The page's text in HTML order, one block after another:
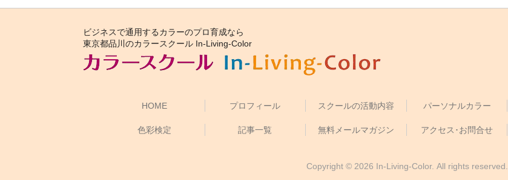
ビジネスで通用するカラーのプロ育成なら
東京都品川のカラースクール In-Living-Color
HOME プロフィール スクールの活動内容 パーソナルカラー
色彩検定 記事一覧 無料メールマガジン アクセス･お問合せ
Copyright © 2026 In-Living-Color. All rights reserved.